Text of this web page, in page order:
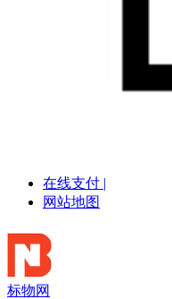
在线支付 |
网站地图
标物网